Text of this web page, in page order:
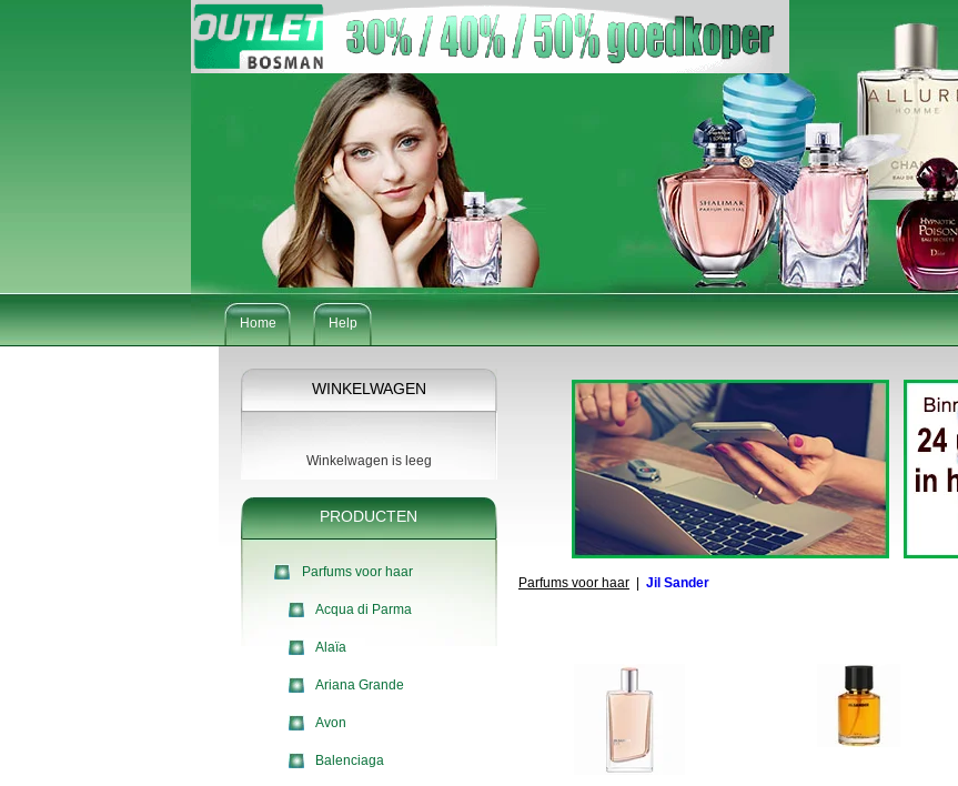
Home Help
WINKELWAGEN
Winkelwagen is leeg
PRODUCTEN
Parfums voor haar
Acqua di Parma
Alaïa
Ariana Grande
Avon
Balenciaga
Parfums voor haar Jil Sander